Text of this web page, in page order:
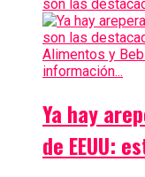
Alimentos y
información...
Ya hay
de EEUU: